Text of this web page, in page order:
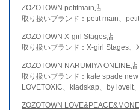
ZOZOTOWN petitmain店
取り扱いブランド：petit main、
ZOZOTOWN X-girl Stages店
取り扱いブランド：X-girl Stages、
ZOZOTOWN NARUMIYA ONLINE店
取り扱いブランド：kate spade
LOVETOXIC、kladskap、by loveit
ZOZOTOWN